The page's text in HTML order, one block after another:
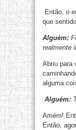
Então, o
que
Alguém:
realmente
Abriu para
alguma
Alguém:
Amém!
Então,